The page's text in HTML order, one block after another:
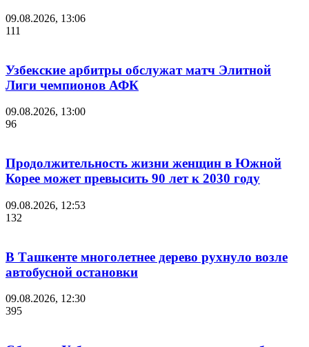
09.08.2026, 13:06
111
Узбекские арбитры обслужат матч Элитной
Лиги чемпионов АФК
09.08.2026, 13:00
96
Продолжительность жизни женщин в Южной
Корее может превысить 90 лет к 2030 году
09.08.2026, 12:53
132
В Ташкенте многолетнее дерево рухнуло возле
автобусной остановки
09.08.2026, 12:30
395